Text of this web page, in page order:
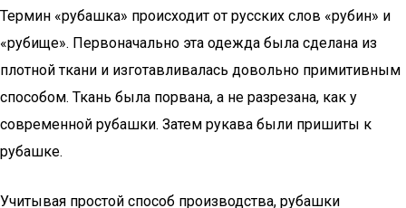
Термин «рубашка» происходит от русских слов «рубин» и
«рубище». Первоначально эта одежда была сделана из
плотной ткани и изготавливалась довольно примитивным
способом. Ткань была порвана, а не разрезана, как у
современной рубашки. Затем рукава были пришиты к
рубашке.
Учитывая простой способ производства, рубашки